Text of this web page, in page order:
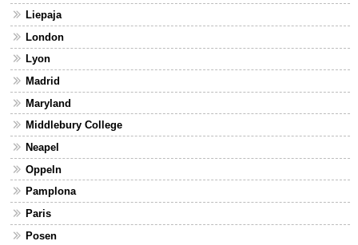
Liepaja
London
Lyon
Madrid
Maryland
Middlebury College
Neapel
Oppeln
Pamplona
Paris
Posen